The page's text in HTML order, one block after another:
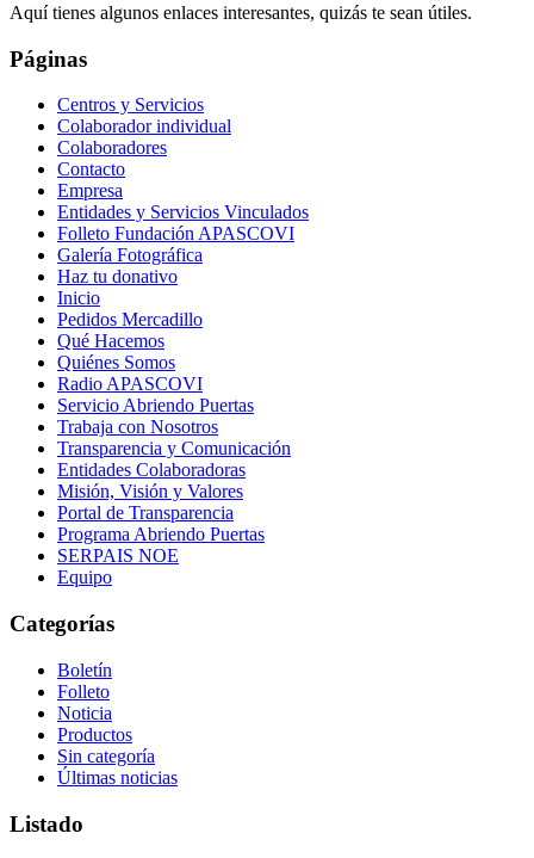
Aquí tienes algunos enlaces interesantes, quizás te sean útiles.
Páginas
Centros y Servicios
Colaborador individual
Colaboradores
Contacto
Empresa
Entidades y Servicios Vinculados
Folleto Fundación APASCOVI
Galería Fotográfica
Haz tu donativo
Inicio
Pedidos Mercadillo
Qué Hacemos
Quiénes Somos
Radio APASCOVI
Servicio Abriendo Puertas
Trabaja con Nosotros
Transparencia y Comunicación
Entidades Colaboradoras
Misión, Visión y Valores
Portal de Transparencia
Programa Abriendo Puertas
SERPAIS NOE
Equipo
Categorías
Boletín
Folleto
Noticia
Productos
Sin categoría
Últimas noticias
Listado